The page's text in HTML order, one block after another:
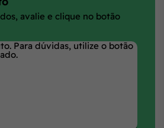
avalie e clique no botão